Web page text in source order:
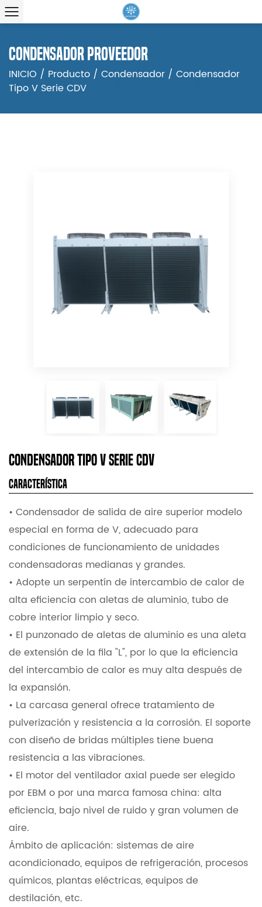
Condensador proveedor
INICIO / Producto / Condensador / Condensador
Tipo V Serie CDV
Condensador Tipo V Serie CDV
Característica
• Condensador de salida de aire superior modelo
especial en forma de V, adecuado para
condiciones de funcionamiento de unidades
condensadoras medianas y grandes.
• Adopte un serpentín de intercambio de calor de
alta eficiencia con aletas de aluminio, tubo de
cobre interior limpio y seco.
• El punzonado de aletas de aluminio es una aleta
de extensión de la fila "L", por lo que la eficiencia
del intercambio de calor es muy alta después de
la expansión.
• La carcasa general ofrece tratamiento de
pulverización y resistencia a la corrosión. El soporte
con diseño de bridas múltiples tiene buena
resistencia a las vibraciones.
• El motor del ventilador axial puede ser elegido
por EBM o por una marca famosa china: alta
eficiencia, bajo nivel de ruido y gran volumen de
aire.
Ámbito de aplicación: sistemas de aire
acondicionado, equipos de refrigeración, procesos
químicos, plantas eléctricas, equipos de
destilación, etc.